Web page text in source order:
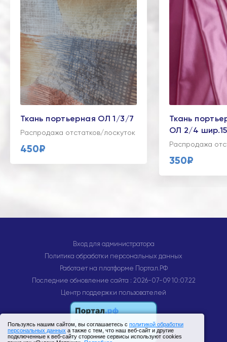
Пользуясь нашим сайтом, вы соглашаетесь с политикой обработки
персональных данных а также с тем, что наш веб-сайт и другие
подключенные к веб-сайту сторонние сервисы используют cookies
Ткань портьерная ОЛ 1/3/7
Распродажа отстатков/лоскуток
450₽
Ткань
ОЛ 2/4
Распродажа
350₽
Вход для администратора
Политика обработки персональных данных
Работает на платформе Портал.РФ
Последние обновление сайта : 2026-07-09 10:07:22
Центр поддержки пользователей